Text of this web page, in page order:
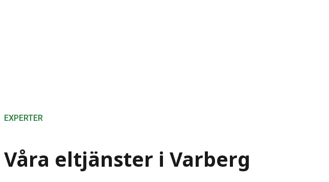
Våra eltjänster i Varberg
EXPERTER